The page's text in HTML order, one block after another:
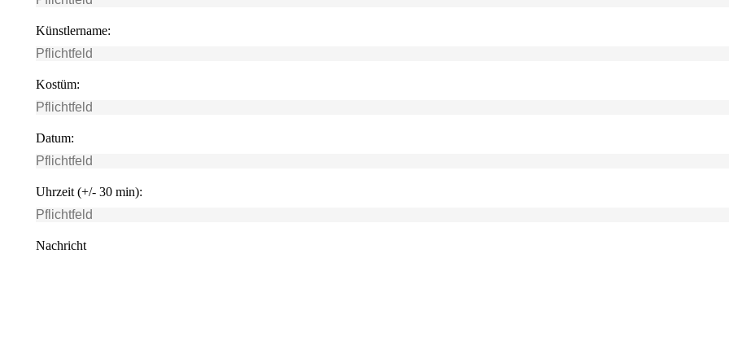
Künstlername:
Kostüm:
Datum:
Uhrzeit (+/- 30 min):
Nachricht